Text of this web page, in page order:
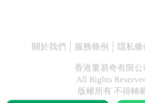
養魚與風水的核心關
財、動生旺
在傳統風水中，「水」象徵財
氣。而養魚正好結合了這兩項
關於我們 服務條例 隱私條
香港董易奇有限公
All Rights
版權所有 不得轉